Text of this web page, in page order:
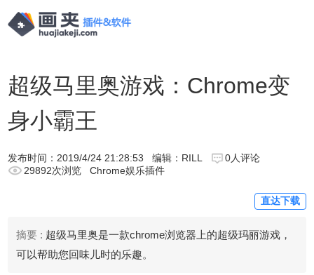
超级马里奥游戏：Chrome变
身小霸王
发布时间： 2019/4/24 21:28:53 编辑：RILL
0人评论
29892次浏览
Chrome娱乐插件
直达下载
摘要 : 超级马里奥是一款chrome浏览器上的超级玛丽游戏，
可以帮助您回味儿时的乐趣。